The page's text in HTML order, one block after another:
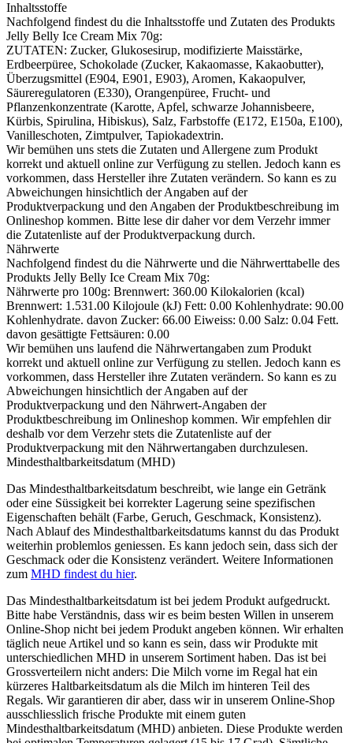
Inhaltsstoffe
Nachfolgend findest du die Inhaltsstoffe und Zutaten des Produkts
Jelly Belly Ice Cream Mix 70g:
ZUTATEN: Zucker, Glukosesirup, modifizierte Maisstärke,
Erdbeerpüree, Schokolade (Zucker, Kakaomasse, Kakaobutter),
Überzugsmittel (E904, E901, E903), Aromen, Kakaopulver,
Säureregulatoren (E330), Orangenpüree, Frucht- und
Pflanzenkonzentrate (Karotte, Apfel, schwarze Johannisbeere,
Kürbis, Spirulina, Hibiskus), Salz, Farbstoffe (E172, E150a, E100),
Vanilleschoten, Zimtpulver, Tapiokadextrin.
Wir bemühen uns stets die Zutaten und Allergene zum Produkt
korrekt und aktuell online zur Verfügung zu stellen. Jedoch kann es
vorkommen, dass Hersteller ihre Zutaten verändern. So kann es zu
Abweichungen hinsichtlich der Angaben auf der
Produktverpackung und den Angaben der Produktbeschreibung im
Onlineshop kommen. Bitte lese dir daher vor dem Verzehr immer
die Zutatenliste auf der Produktverpackung durch.
Nährwerte
Nachfolgend findest du die Nährwerte und die Nährwerttabelle des
Produkts Jelly Belly Ice Cream Mix 70g:
Nährwerte pro 100g: Brennwert: 360.00 Kilokalorien (kcal)
Brennwert: 1.531.00 Kilojoule (kJ) Fett: 0.00 Kohlenhydrate: 90.00
Kohlenhydrate. davon Zucker: 66.00 Eiweiss: 0.00 Salz: 0.04 Fett.
davon gesättigte Fettsäuren: 0.00
Wir bemühen uns laufend die Nährwertangaben zum Produkt
korrekt und aktuell online zur Verfügung zu stellen. Jedoch kann es
vorkommen, dass Hersteller ihre Zutaten verändern. So kann es zu
Abweichungen hinsichtlich der Angaben auf der
Produktverpackung und den Nährwert-Angaben der
Produktbeschreibung im Onlineshop kommen. Wir empfehlen dir
deshalb vor dem Verzehr stets die Zutatenliste auf der
Produktverpackung mit den Nährwertangaben durchzulesen.
Mindesthaltbarkeitsdatum (MHD)
Das Mindesthaltbarkeitsdatum beschreibt, wie lange ein Getränk
oder eine Süssigkeit bei korrekter Lagerung seine spezifischen
Eigenschaften behält (Farbe, Geruch, Geschmack, Konsistenz).
Nach Ablauf des Mindesthaltbarkeitsdatums kannst du das Produkt
weiterhin problemlos geniessen. Es kann jedoch sein, dass sich der
Geschmack oder die Konsistenz verändert. Weitere Informationen
zum MHD findest du hier.
Das Mindesthaltbarkeitsdatum ist bei jedem Produkt aufgedruckt.
Bitte habe Verständnis, dass wir es beim besten Willen in unserem
Online-Shop nicht bei jedem Produkt angeben können. Wir erhalten
täglich neue Artikel und so kann es sein, dass wir Produkte mit
unterschiedlichen MHD in unserem Sortiment haben. Das ist bei
Grossverteilern nicht anders: Die Milch vorne im Regal hat ein
kürzeres Haltbarkeitsdatum als die Milch im hinteren Teil des
Regals. Wir garantieren dir aber, dass wir in unserem Online-Shop
ausschliesslich frische Produkte mit einem guten
Mindesthaltbarkeitsdatum (MHD) anbieten. Diese Produkte werden